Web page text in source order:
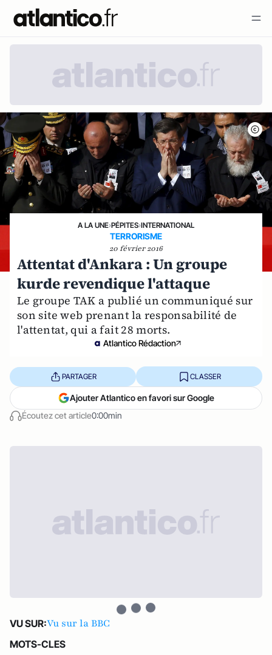
A LA UNE›PÉPITES›INTERNATIONAL
TERRORISME
20 février 2016
Attentat d'Ankara : Un groupe
kurde revendique l'attaque
Le groupe TAK a publié un communiqué sur
son site web prenant la responsabilité de
l'attentat, qui a fait 28 morts.
Atlantico Rédaction
Écoutez cet article0:00min
PARTAGER CLASSER
Ajouter Atlantico en favori sur Google
VU SUR:Vu sur la BBC
MOTS-CLES